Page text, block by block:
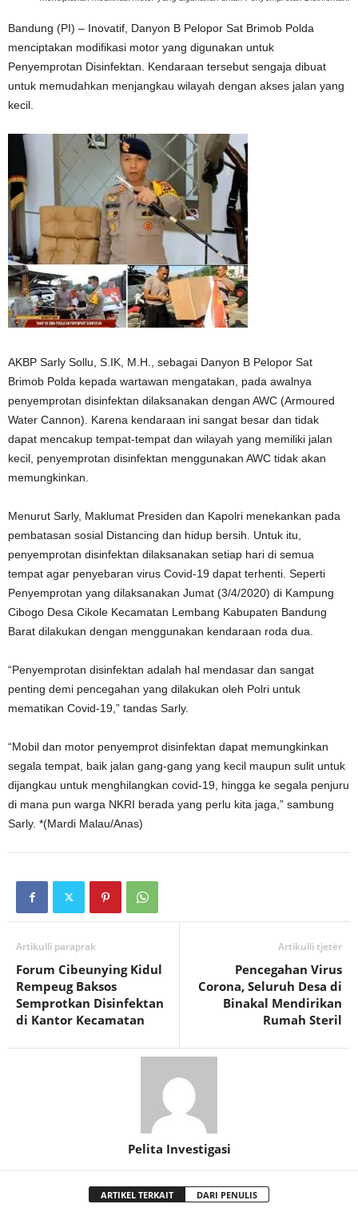
Bandung (PI) – Inovatif, Danyon B Pelopor Sat Brimob Polda
menciptakan modifikasi motor yang digunakan untuk
Penyemprotan Disinfektan. Kendaraan tersebut sengaja dibuat
untuk memudahkan menjangkau wilayah dengan akses jalan yang
kecil.
AKBP Sarly Sollu, S.IK, M.H., sebagai Danyon B Pelopor Sat
Brimob Polda kepada wartawan mengatakan, pada awalnya
penyemprotan disinfektan dilaksanakan dengan AWC (Armoured
Water Cannon). Karena kendaraan ini sangat besar dan tidak
dapat mencakup tempat-tempat dan wilayah yang memiliki jalan
kecil, penyemprotan disinfektan menggunakan AWC tidak akan
memungkinkan.
Menurut Sarly, Maklumat Presiden dan Kapolri menekankan pada
pembatasan sosial Distancing dan hidup bersih. Untuk itu,
penyemprotan disinfektan dilaksanakan setiap hari di semua
tempat agar penyebaran virus Covid-19 dapat terhenti. Seperti
Penyemprotan yang dilaksanakan Jumat (3/4/2020) di Kampung
Cibogo Desa Cikole Kecamatan Lembang Kabupaten Bandung
Barat dilakukan dengan menggunakan kendaraan roda dua.
“Penyemprotan disinfektan adalah hal mendasar dan sangat
penting demi pencegahan yang dilakukan oleh Polri untuk
mematikan Covid-19,” tandas Sarly.
“Mobil dan motor penyemprot disinfektan dapat memungkinkan
segala tempat, baik jalan gang-gang yang kecil maupun sulit untuk
dijangkau untuk menghilangkan covid-19, hingga ke segala penjuru
di mana pun warga NKRI berada yang perlu kita jaga,” sambung
Sarly. *(Mardi Malau/Anas)
Artikulli paraprak
Forum Cibeunying Kidul
Rempeug Baksos
Semprotkan Disinfektan
di Kantor Kecamatan
Artikulli tjetër
Pencegahan Virus
Corona, Seluruh Desa di
Binakal Mendirikan
Rumah Steril
Pelita Investigasi
ARTIKEL TERKAIT DARI PENULIS